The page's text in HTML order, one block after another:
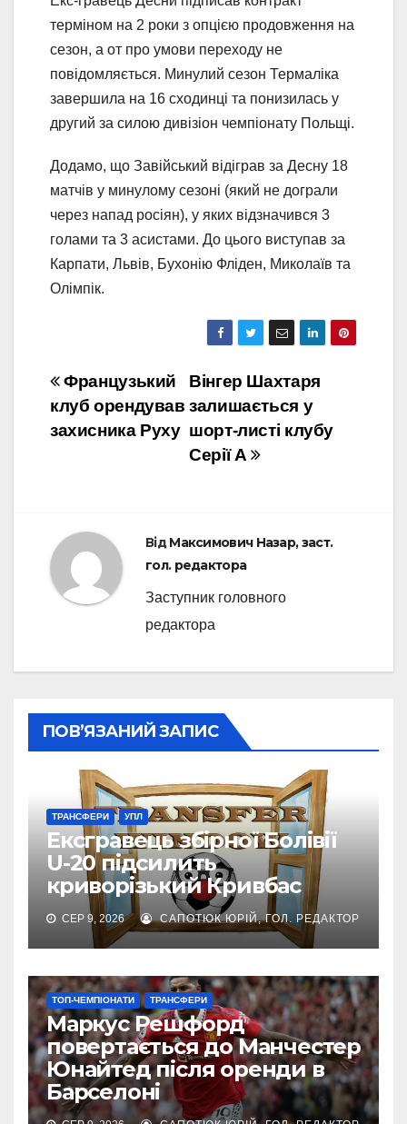
терміном на 2 роки з опцією продовження на
сезон, а от про умови переходу не
повідомляється. Минулий сезон Термаліка
завершила на 16 сходинці та понизилась у
другий за силою дивізіон чемпіонату Польщі.
Додамо, що Завійський відіграв за Десну 18
матчів у минулому сезоні (який не дограли
через напад росіян), у яких відзначився 3
голами та 3 асистами. До цього виступав за
Карпати, Львів, Бухонію Фліден, Миколаїв та
Олімпік.
Навігація
записів
Вінгер Шахтаря
залишається у
шорт-листі клубу
Серії А
Французький
клуб орендував
захисника Руху
ВідМаксимович Назар, заст.
гол. редактора
Заступник головного
редактора
ПОВ’ЯЗАНИЙ ЗАПИС
ТРАНСФЕРИ УПЛ
Ексгравець збірної Болівії
U-20 підсилить
криворізький Кривбас
СЕР 9, 2026 САПОТЮК ЮРІЙ, ГОЛ. РЕДАКТОР
ТОП-ЧЕМПІОНАТИ ТРАНСФЕРИ
Маркус Решфорд
повертається до Манчестер
Юнайтед після оренди в
Барселоні